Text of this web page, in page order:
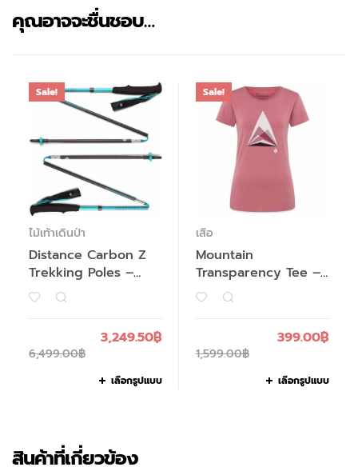
คุณอาจจะชื่นชอบ…
Sale!
ไม้เท้าเดินป่า
Distance Carbon Z
Trekking Poles –
Women’s – Past
Season
6,499.00฿
3,249.50฿
เลือกรูปแบบ
Sale!
เสื้อ
Mountain
Transparency Tee –
Women’s
1,599.00฿
399.00฿
เลือกรูปแบบ
สินค้าที่เกี่ยวข้อง